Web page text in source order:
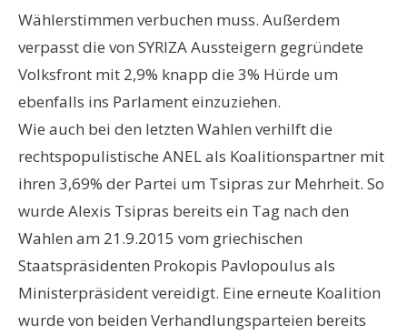
Wählerstimmen verbuchen muss. Außerdem
verpasst die von SYRIZA Aussteigern gegründete
Volksfront mit 2,9% knapp die 3% Hürde um
ebenfalls ins Parlament einzuziehen.
Wie auch bei den letzten Wahlen verhilft die
rechtspopulistische ANEL als Koalitionspartner mit
ihren 3,69% der Partei um Tsipras zur Mehrheit. So
wurde Alexis Tsipras bereits ein Tag nach den
Wahlen am 21.9.2015 vom griechischen
Staatspräsidenten Prokopis Pavlopoulus als
Ministerpräsident vereidigt. Eine erneute Koalition
wurde von beiden Verhandlungsparteien bereits